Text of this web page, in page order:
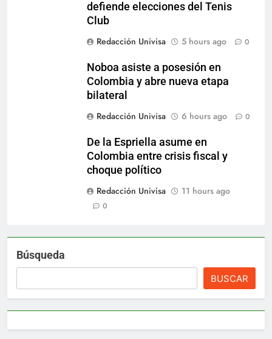
defiende elecciones del Tenis
Club
Redacción Univisa
5 hours ago 0
Noboa asiste a posesión en
Colombia y abre nueva etapa
bilateral
Redacción Univisa
6 hours ago 0
De la Espriella asume en
Colombia entre crisis fiscal y
choque político
Redacción Univisa
11 hours ago
0
Búsqueda
BUSCAR